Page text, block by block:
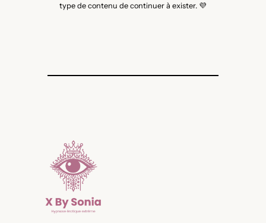
type de contenu de continuer à exister. 💜